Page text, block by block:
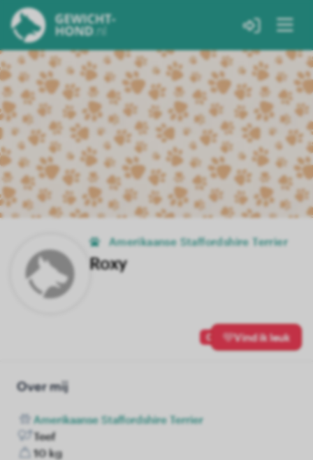
Amerikaanse Staffordshire Terrier
Roxy
0 Vind ik leuk
Over mij
Amerikaanse Staffordshire Terrier
Teef
10 kg